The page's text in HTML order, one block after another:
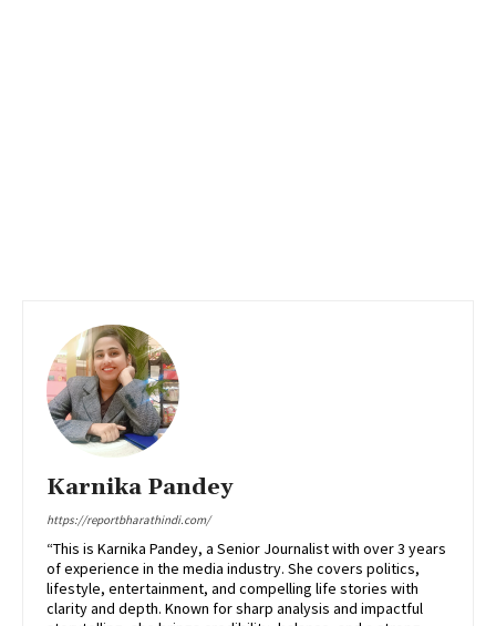
Karnika Pandey
https://reportbharathindi.com/
“This is Karnika Pandey, a Senior Journalist with over 3 years
of experience in the media industry. She covers politics,
lifestyle, entertainment, and compelling life stories with
clarity and depth. Known for sharp analysis and impactful